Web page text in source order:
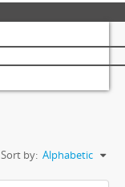
Sort by: Alphabetic